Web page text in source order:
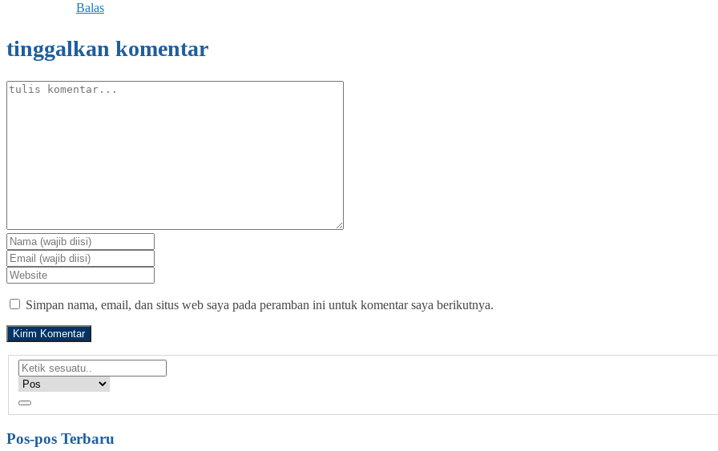
Balas
tinggalkan komentar
Simpan nama, email, dan situs web saya pada peramban ini untuk komentar saya berikutnya.
Pos-pos Terbaru